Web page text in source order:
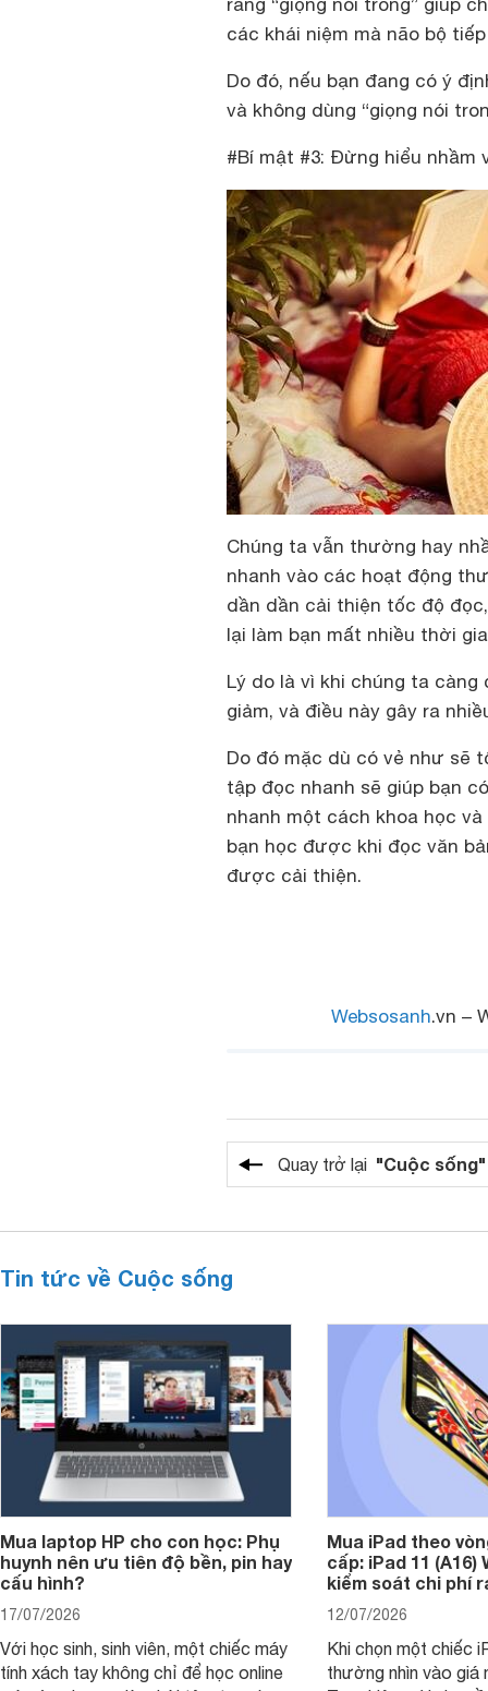
rằng “giọng nói trong” giúp
các khái niệm mà não bộ
Do đó, nếu bạn đang có ý
và không dùng “giọng nói
#Bí mật #3: Đừng hiểu nhầm
Chúng ta vẫn thường hay
nhanh vào các hoạt động
dần dần cải thiện tốc độ
lại làm bạn mất nhiều thời
Lý do là vì khi chúng ta càng
giảm, và điều này gây ra
Do đó mặc dù có vẻ như sẽ
tập đọc nhanh sẽ giúp bạn
nhanh một cách khoa học
bạn học được khi đọc văn
được cải thiện.
Websosanh.vn –
Quay trở lại "Cuộc sống"
Tin tức về Cuộc sống
Mua laptop HP cho con học: Phụ
huynh nên ưu tiên độ bền, pin hay
cấu hình?
17/07/2026
Với học sinh, sinh viên, một chiếc máy
tính xách tay không chỉ để học online
Mua iPad theo
cấp: iPad 11 (A16)
kiểm soát chi phí
12/07/2026
Khi chọn một chiếc
thường nhìn vào